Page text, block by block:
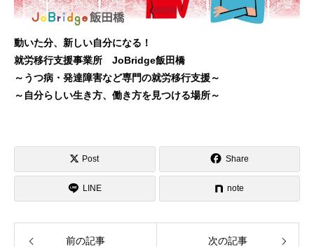
動いた分、新しい自分になる！
就労移行支援事業所 JoBridge飯田橋
～うつ病・発達障害など専門の就労移行支援～
～自分らしい生き方、働き方を見つける場所～
Post Share
LINE note
前の記事 次の記事